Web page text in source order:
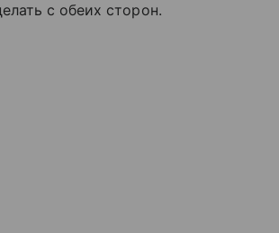
с обеих сторон.